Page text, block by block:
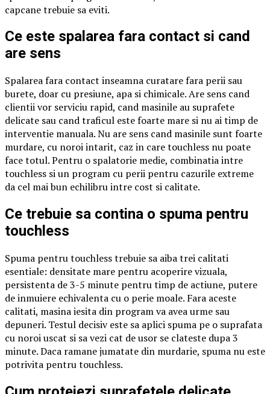
capcane trebuie sa eviti.
Ce este spalarea fara contact si cand
are sens
Spalarea fara contact inseamna curatare fara perii sau
burete, doar cu presiune, apa si chimicale. Are sens cand
clientii vor serviciu rapid, cand masinile au suprafete
delicate sau cand traficul este foarte mare si nu ai timp de
interventie manuala. Nu are sens cand masinile sunt foarte
murdare, cu noroi intarit, caz in care touchless nu poate
face totul. Pentru o spalatorie medie, combinatia intre
touchless si un program cu perii pentru cazurile extreme
da cel mai bun echilibru intre cost si calitate.
Ce trebuie sa contina o spuma pentru
touchless
Spuma pentru touchless trebuie sa aiba trei calitati
esentiale: densitate mare pentru acoperire vizuala,
persistenta de 3-5 minute pentru timp de actiune, putere
de inmuiere echivalenta cu o perie moale. Fara aceste
calitati, masina iesita din program va avea urme sau
depuneri. Testul decisiv este sa aplici spuma pe o suprafata
cu noroi uscat si sa vezi cat de usor se clateste dupa 3
minute. Daca ramane jumatate din murdarie, spuma nu este
potrivita pentru touchless.